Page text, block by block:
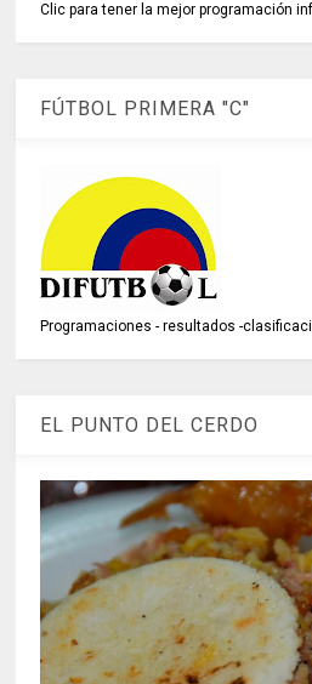
Clic para tener la mejor programación
FÚTBOL PRIMERA "C"
Programaciones - resultados -
EL PUNTO DEL CERDO